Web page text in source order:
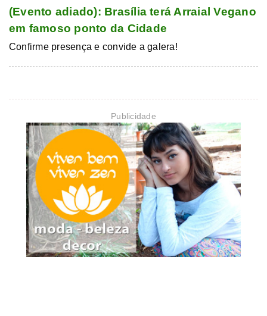
(Evento adiado): Brasília terá Arraial Vegano
em famoso ponto da Cidade
Confirme presença e convide a galera!
Publicidade